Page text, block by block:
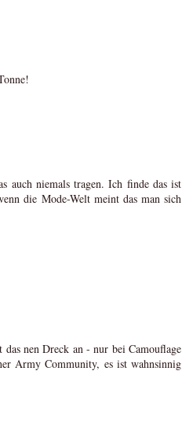
auch niemals tragen. Ich finde das ist
die Mode-Welt meint das man sich
nen Dreck an - nur bei Camouflage
Army Community, es ist wahnsinnig